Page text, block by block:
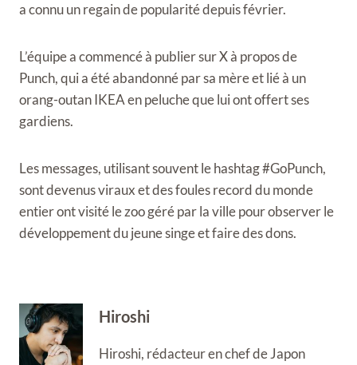
a connu un regain de popularité depuis février.
L’équipe a commencé à publier sur X à propos de
Punch, qui a été abandonné par sa mère et lié à un
orang-outan IKEA en peluche que lui ont offert ses
gardiens.
Les messages, utilisant souvent le hashtag #GoPunch,
sont devenus viraux et des foules record du monde
entier ont visité le zoo géré par la ville pour observer le
développement du jeune singe et faire des dons.
Hiroshi
Hiroshi, rédacteur en chef de Japon